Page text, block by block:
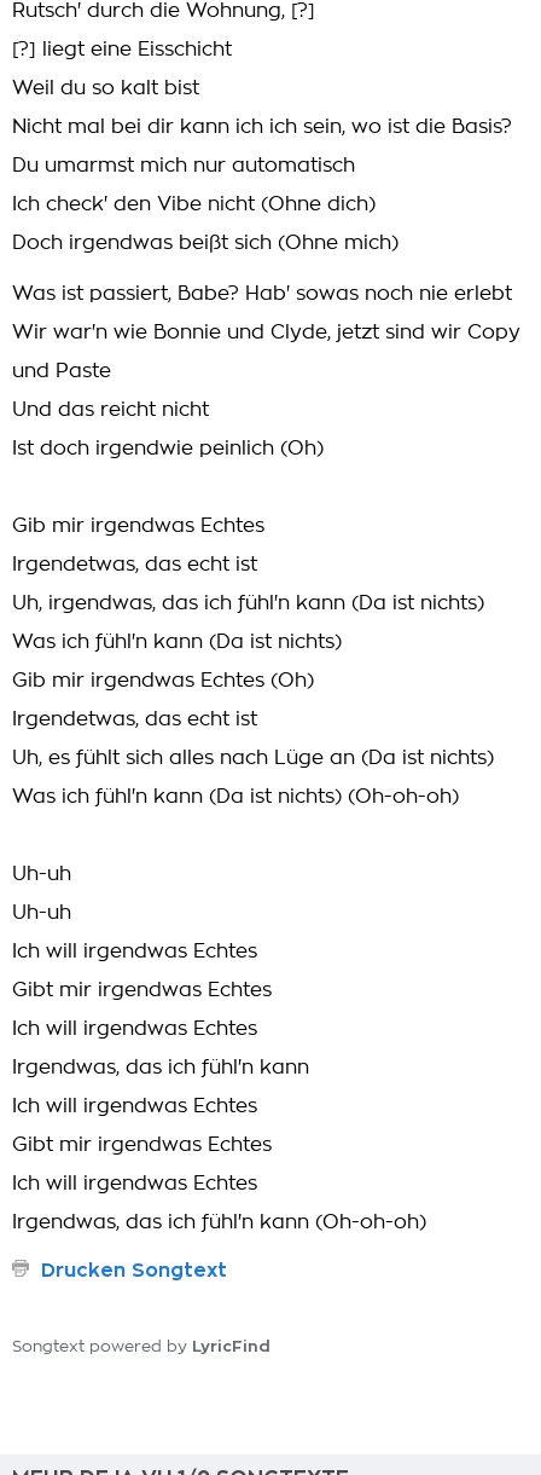
Rutsch' durch die Wohnung, [?]
[?] liegt eine Eisschicht
Weil du so kalt bist
Nicht mal bei dir kann ich ich sein, wo ist die Basis?
Du umarmst mich nur automatisch
Ich check' den Vibe nicht (Ohne dich)
Doch irgendwas beißt sich (Ohne mich)
Was ist passiert, Babe? Hab' sowas noch nie erlebt
Wir war'n wie Bonnie und Clyde, jetzt sind wir Copy
und Paste
Und das reicht nicht
Ist doch irgendwie peinlich (Oh)
Gib mir irgendwas Echtes
Irgendetwas, das echt ist
Uh, irgendwas, das ich fühl'n kann (Da ist nichts)
Was ich fühl'n kann (Da ist nichts)
Gib mir irgendwas Echtes (Oh)
Irgendetwas, das echt ist
Uh, es fühlt sich alles nach Lüge an (Da ist nichts)
Was ich fühl'n kann (Da ist nichts) (Oh-oh-oh)
Uh-uh
Uh-uh
Ich will irgendwas Echtes
Gibt mir irgendwas Echtes
Ich will irgendwas Echtes
Irgendwas, das ich fühl'n kann
Ich will irgendwas Echtes
Gibt mir irgendwas Echtes
Ich will irgendwas Echtes
Irgendwas, das ich fühl'n kann (Oh-oh-oh)
Drucken Songtext
Songtext powered by LyricFind